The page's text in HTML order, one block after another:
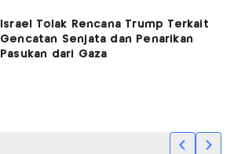
Israel Tolak Rencana Trump Terkait
Gencatan Senjata dan Penarikan
Pasukan dari Gaza